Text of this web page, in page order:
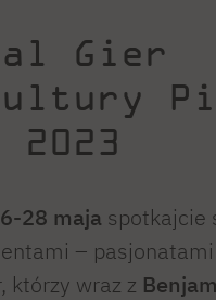
Gier
2023
28 maja spotkajcie
– pasjonatami
którzy wraz z